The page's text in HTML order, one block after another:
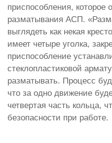
приспособления, которое
разматывания АСП.
выглядеть как некая
имеет четыре уголка,
приспособление
стеклопластиковой
разматывать. Процесс
что за одно движение
четвертая часть кольца,
безопасности при работе.